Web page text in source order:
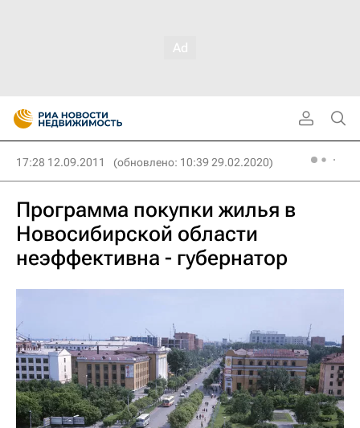
17:28 12.09.2011 (обновлено: 10:39 29.02.2020)
Программа покупки жилья в
Новосибирской области
неэффективна - губернатор